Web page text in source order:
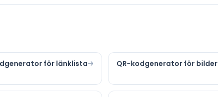
för länklista QR-kodgenerator för bilder